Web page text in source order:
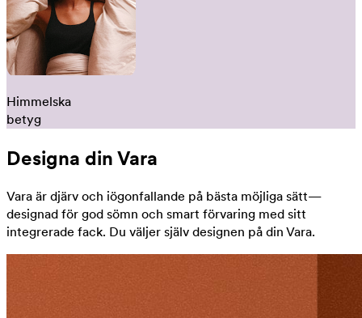
Himmelska
betyg
Designa din Vara
Vara är djärv och iögonfallande på bästa möjliga sätt—
designad för god sömn och smart förvaring med sitt
integrerade fack. Du väljer själv designen på din Vara.